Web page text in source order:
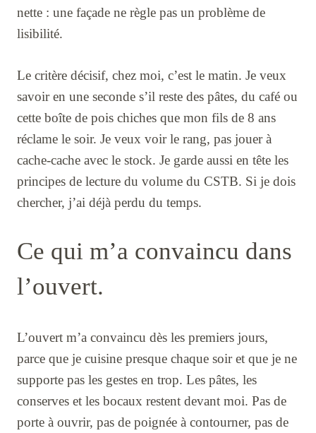
nette : une façade ne règle pas un problème de
lisibilité.
Le critère décisif, chez moi, c’est le matin. Je veux
savoir en une seconde s’il reste des pâtes, du café ou
cette boîte de pois chiches que mon fils de 8 ans
réclame le soir. Je veux voir le rang, pas jouer à
cache-cache avec le stock. Je garde aussi en tête les
principes de lecture du volume du CSTB. Si je dois
chercher, j’ai déjà perdu du temps.
Ce qui m’a convaincu dans
l’ouvert.
L’ouvert m’a convaincu dès les premiers jours,
parce que je cuisine presque chaque soir et que je ne
supporte pas les gestes en trop. Les pâtes, les
conserves et les bocaux restent devant moi. Pas de
porte à ouvrir, pas de poignée à contourner, pas de